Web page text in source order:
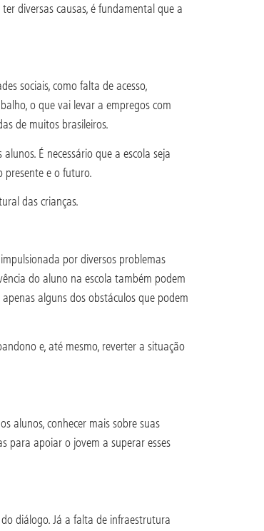
diversas causas, é fundamental que a
sociais, como falta de acesso,
o que vai levar a empregos com
de muitos brasileiros.
É necessário que a escola seja
presente e o futuro.
das crianças.
por diversos problemas
do aluno na escola também podem
alguns dos obstáculos que podem
e, até mesmo, reverter a situação
alunos, conhecer mais sobre suas
para apoiar o jovem a superar esses
diálogo. Já a falta de infraestrutura